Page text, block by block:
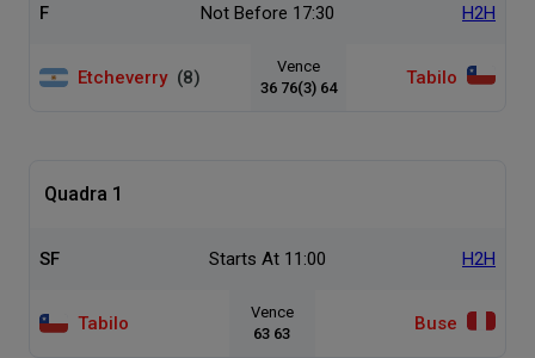
F Not Before 17:30 H2H
Etcheverry (8)
Vence
36 76(3) 64
Tabilo
Quadra 1
SF Starts At 11:00 H2H
Tabilo
Vence
63 63
Buse